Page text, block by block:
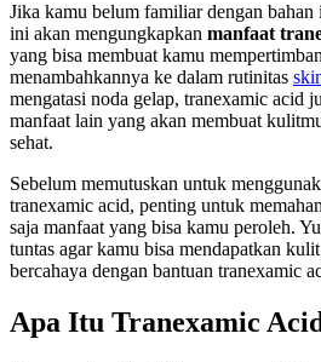
Jika kamu belum familiar dengan
ini akan mengungkapkan manfaat
yang bisa membuat kamu
menambahkannya ke dalam rutinitas
mengatasi noda gelap, tranexamic acid
manfaat lain yang akan membuat
sehat.
Sebelum memutuskan untuk
tranexamic acid, penting untuk
saja manfaat yang bisa kamu peroleh.
tuntas agar kamu bisa mendapatkan
bercahaya dengan bantuan tranexamic
Apa Itu Tranexamic